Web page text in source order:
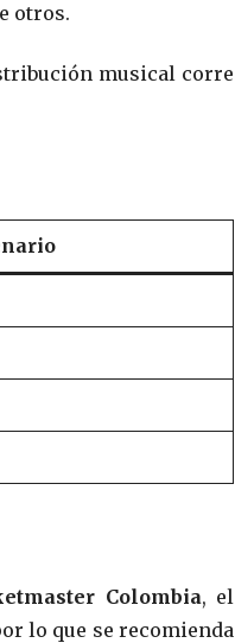
otros.
musical corre
Colombia, el
lo que se recomienda